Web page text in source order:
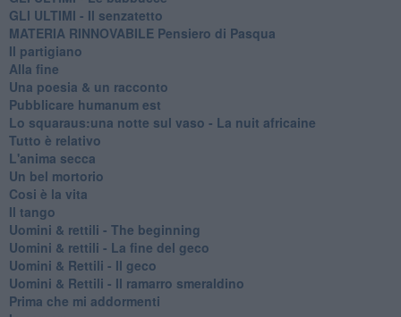
GLI ULTIMI - Il senzatetto
MATERIA RINNOVABILE Pensiero di Pasqua
Il partigiano
Alla fine
Una poesia & un racconto
Pubblicare humanum est
Lo squaraus:una notte sul vaso - La nuit africaine
Tutto è relativo
L'anima secca
Un bel mortorio
Cosi è la vita
Il tango
​Uomini & rettili - The beginning
​Uomini & rettili - La fine del geco
Uomini & Rettili - Il geco
Uomini & Rettili - Il ramarro smeraldino
Prima che mi addormenti